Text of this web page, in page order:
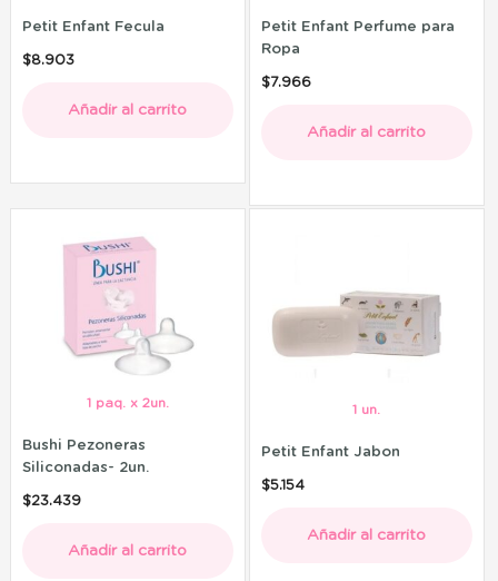
Petit Enfant Fecula
$8.903
Añadir al carrito
Petit Enfant Perfume para
Ropa
$7.966
Añadir al carrito
1 paq. x 2un.
Bushi Pezoneras
Siliconadas- 2un.
$23.439
Añadir al carrito
1 un.
Petit Enfant Jabon
$5.154
Añadir al carrito